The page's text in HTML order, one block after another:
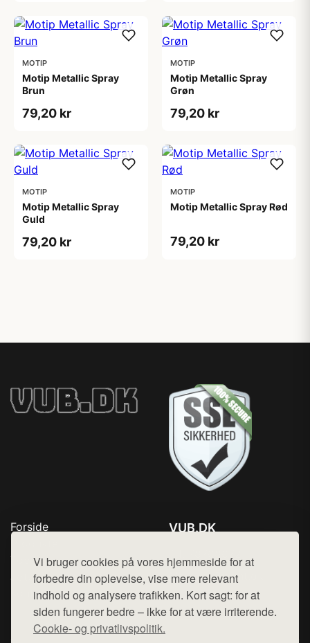
Vi bruger cookies på vores hjemmeside for at
forbedre din oplevelse, vise mere relevant
indhold og analysere trafikken. Kort sagt: for at
siden fungerer bedre – ikke for at være irriterende.
Cookie- og privatlivspolitik.
MOTIP
Motip Metallic Spray
Brun
79,20 kr
MOTIP
Motip Metallic Spray
Grøn
79,20 kr
MOTIP
Motip Metallic Spray
Guld
79,20 kr
MOTIP
Motip Metallic Spray Rød
79,20 kr
Forside
Top Rabatter
Jotun maling
Kontakt
VUB.DK
Mail: hej@want.dk
Cookie- og privatlivspolitik